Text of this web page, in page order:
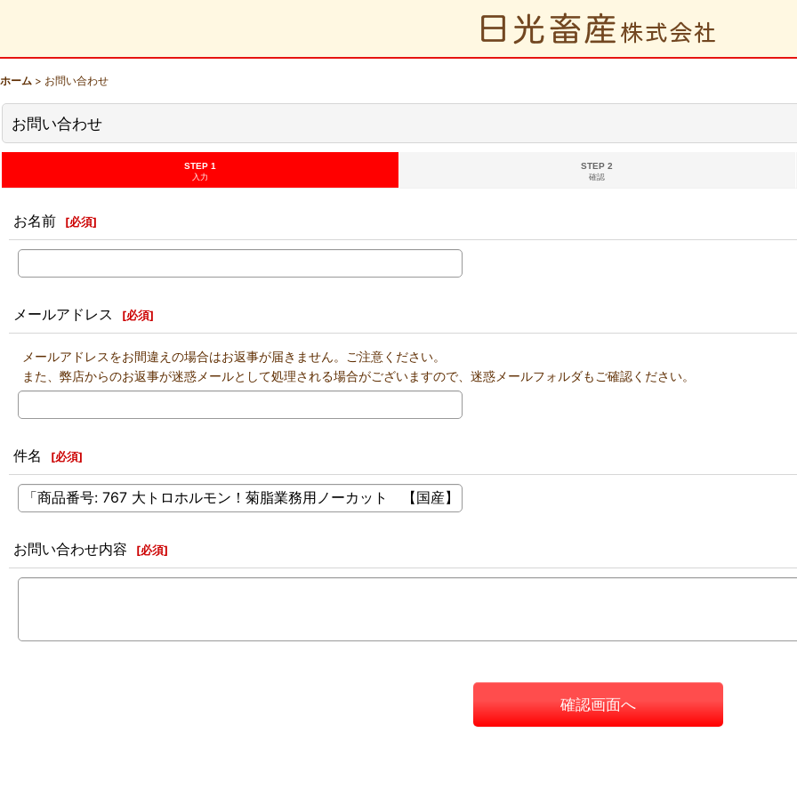
ホーム > お問い合わせ
お問い合わせ
STEP 1
入力
STEP 2
確認
お名前 [必須]
メールアドレス [必須]
メールアドレスをお間違えの場合はお返事が届きません。ご注意ください。
また、弊店からのお返事が迷惑メールとして処理される場合がございますので、迷惑メールフォルダもご確認ください。
件名 [必須]
お問い合わせ内容 [必須]
確認画面へ